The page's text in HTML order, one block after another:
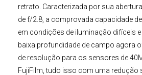
retrato. Caracterizada por sua
de f/2.8, a comprovada capacidade
em condições de iluminação difíceis
baixa profundidade de campo agora
de resolução para os sensores de
FujiFilm , tudo isso com uma redução